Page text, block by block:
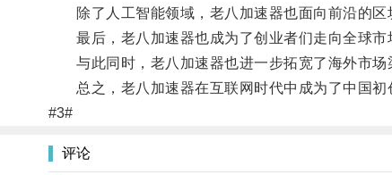
除了人工智能领域，老八加速器也面向前沿的区
最后，老八加速器也成为了创业者们走向全球市
与此同时，老八加速器也进一步拓宽了海外市场
总之，老八加速器在互联网时代中成为了中国初
#3#
评论